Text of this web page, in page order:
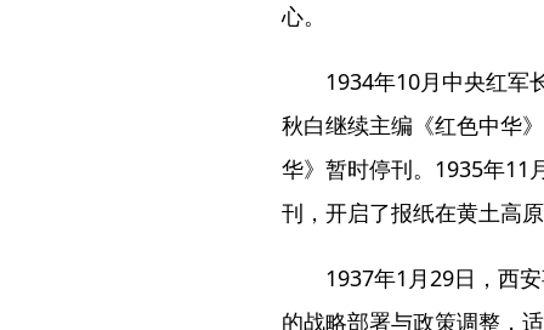
心。
1934年10月中央红军
秋白继续主编《红色中华
华》暂时停刊。1935年11
刊，开启了报纸在黄土高
1937年1月29日，西
的战略部署与政策调整，